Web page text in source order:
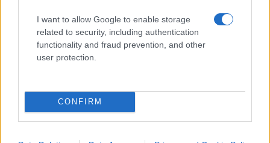
I want to allow Google to enable storage
related to security, including authentication
functionality and fraud prevention, and other
user protection.
CONFIRM
Max Del Papa, 4 agosto 2025
sufficientecliccare quiper iscriversi al canale ed
essere sempre aggiornati (gratis).